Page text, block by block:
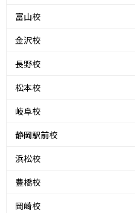
富山校
金沢校
長野校
松本校
岐阜校
静岡駅前校
浜松校
豊橋校
岡崎校